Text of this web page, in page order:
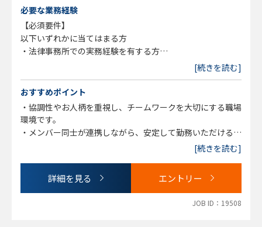
・行政機関対応および各種手続支援
・不祥事・危機管理案件への対応
・契約書作成・レビュー、紛争対応
・債権回収およびトラブル解決支援
・カスタマーハラスメント案件への対応
・事業再生・清算案件のサポート
必要な業務経験
【必須要件】
以下いずれかに当てはまる方
・法律事務所での実務経験を有する方
[続きを読む]
おすすめポイント
・協調性やお人柄を重視し、チームワークを大切にする職場
環境です。
・メンバー同士が連携しながら、安定して勤務いただける体
環境です。
・法律事務所として充実した福利厚生を整備しています。
[続きを読む]
詳細を見る エントリー
JOB ID：19508